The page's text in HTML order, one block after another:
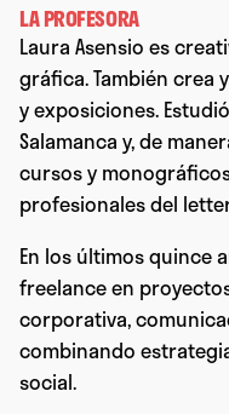
LA PROFESORA
Laura Asensio es
gráfica. También
y exposiciones.
Salamanca y, de
cursos y
profesionales del
En los últimos quince
freelance en
corporativa,
combinando
social.